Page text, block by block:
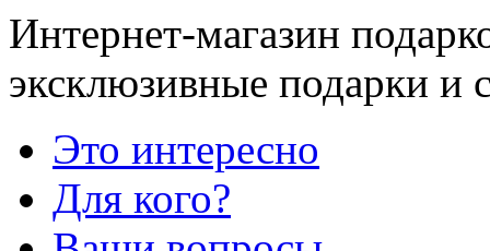
Интернет-магазин
эксклюзивные подарки и
Это интересно
Для кого?